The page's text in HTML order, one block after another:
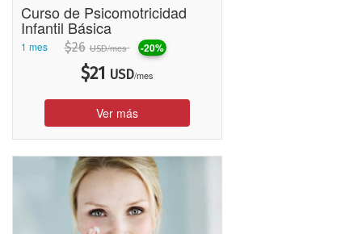
Curso de Psicomotricidad
Infantil Básica
1 mes $26 USD/mes -20%
$21 USD/mes
Ver más